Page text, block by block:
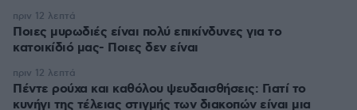
Ποιες μυρωδιές είναι πολύ επικίνδυνες για το
κατοικίδιό μας- Ποιες δεν είναι
πριν 12 λεπτά
Πέντε ρούχα και καθόλου ψευδαισθήσεις: Γιατί το
κυνήγι της τέλειας στιγμής των διακοπών είναι μια
πριν 12 λεπτά